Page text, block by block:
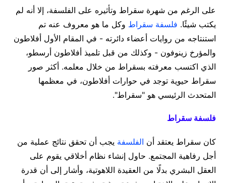
على الرغم من شهرة سقراط وتأثيره على الفلسفة، إلا أنه لم
يكتب شيئًا. فلسفة سقراط وكل ما هو معروف عنه تم
استنتاجه من روايات أعضاء دائرته - في المقام الأول أفلاطون
والمؤرخ زينوفون - وكذلك من قبل تلميذ أفلاطون أرسطو،
الذي اكتسب معرفته بسقراط من خلال معلمه. أكثر صور
سقراط حيوية توجد في حوارات أفلاطون، في معظمها
المتحدث الرئيسي هو "سقراط".
فلسفة سقراط
كان سقراط يعتقد أن الفلسفة يجب أن تحقق نتائج عملية من
أجل رفاهية المجتمع. حاول إنشاء نظام أخلاقي يقوم على
العقل البشري بدلًا من العقيدة اللاهوتية، وأشار إلى أن قدرة